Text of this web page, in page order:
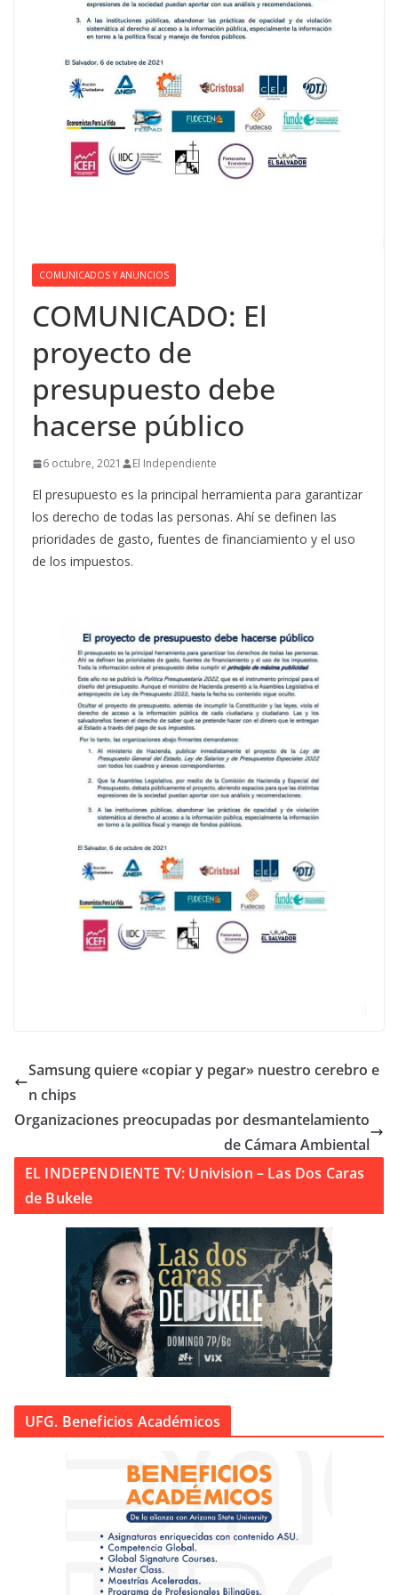
COMUNICADOS Y ANUNCIOS
COMUNICADO: El
proyecto de
presupuesto debe
hacerse público
6 octubre, 2021 El Independiente
El presupuesto es la principal herramienta para garantizar
los derecho de todas las personas. Ahí se definen las
prioridades de gasto, fuentes de financiamiento y el uso
de los impuestos.
Samsung quiere «copiar y pegar» nuestro cerebro e
n chips
Organizaciones preocupadas por desmantelamiento
de Cámara Ambiental
EL INDEPENDIENTE TV: Univision – Las Dos Caras
de Bukele
UFG. Beneficios Académicos